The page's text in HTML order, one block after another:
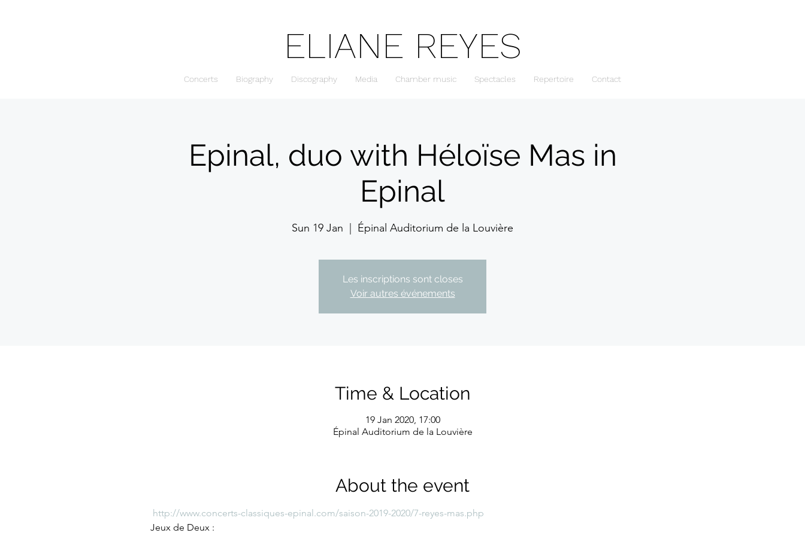
ELIANE REYES
Concerts Biography Discography Media Chamber music Spectacles Repertoire Contact
Epinal, duo with Héloïse Mas in
Epinal
Sun 19 Jan Épinal Auditorium de la Louvière
Les inscriptions sont closes
Voir autres événements
Time & Location
19 Jan 2020, 17:00
Épinal Auditorium de la Louvière
About the event
http://www.concerts-classiques-epinal.com/saison-2019-2020/7-reyes-mas.php
Jeux de Deux :